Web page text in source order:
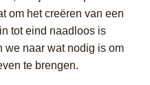
om het creëren van een
tot eind naadloos is
we naar wat nodig is om
te brengen.